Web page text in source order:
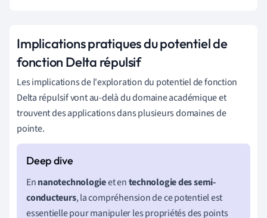
Implications pratiques du potentiel de
fonction Delta répulsif
Les implications de l'exploration du potentiel de fonction
Delta répulsif vont au-delà du domaine académique et
trouvent des applications dans plusieurs domaines de
pointe.
Ennanotechnologieet entechnologie des semi-
conducteurs, la compréhension de ce potentiel est
essentielle pour manipuler les propriétés des points